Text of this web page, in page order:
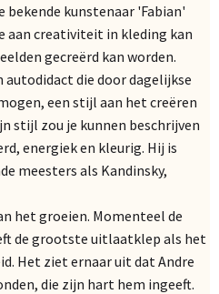
bekende kunstenaar 'Fabian'
aan creativiteit in kleding kan
gecreërd kan worden.
autodidact die door dagelijkse
een stijl aan het creëren
stijl zou je kunnen beschrijven
energiek en kleurig. Hij is
meesters als Kandinsky,
het groeien. Momenteel de
de grootste uitlaatklep als het
Het ziet ernaar uit dat Andre
die zijn hart hem ingeeft.